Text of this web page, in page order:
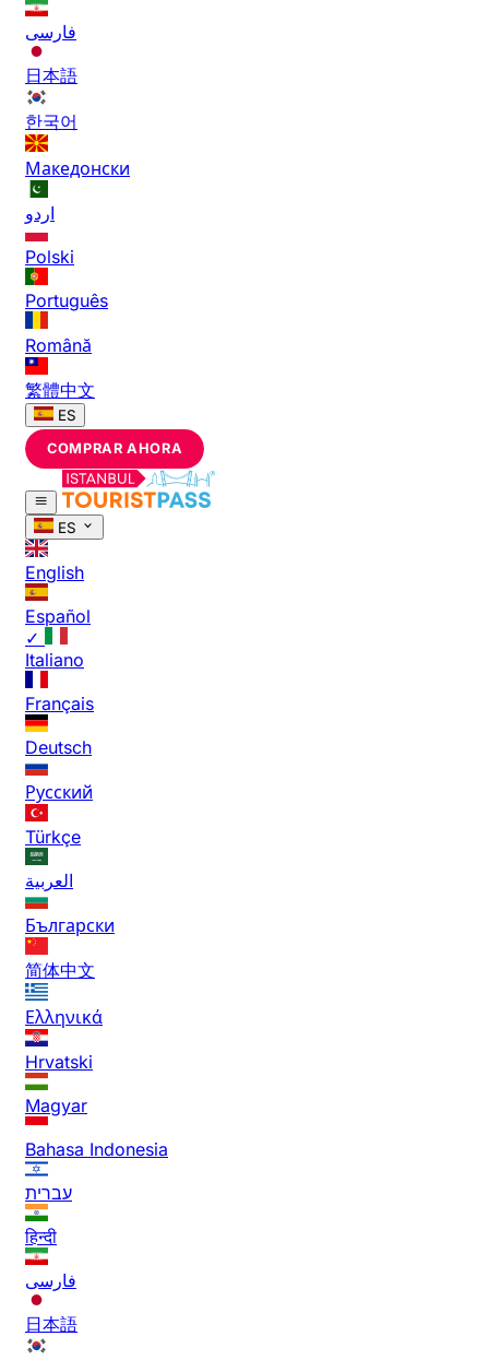
فارسی
日本語
한국어
Македонски
اردو
Polski
Português
Română
繁體中文
ES
COMPRAR AHORA
ES
English
Español
✓
Italiano
Français
Deutsch
Русский
Türkçe
العربية
Български
简体中文
Ελληνικά
Hrvatski
Magyar
Bahasa Indonesia
עברית
हिन्दी
فارسی
日本語